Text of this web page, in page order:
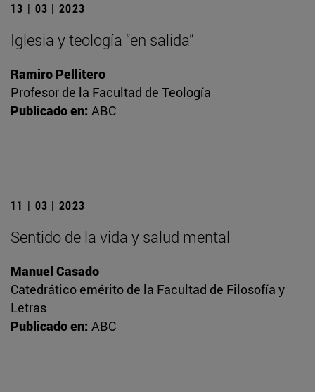
13 | 03 | 2023
Iglesia y teología “en salida”
Ramiro Pellitero
Profesor de la Facultad de Teología
Publicado en: ABC
11 | 03 | 2023
Sentido de la vida y salud mental
Manuel Casado
Catedrático emérito de la Facultad de Filosofía y
Letras
Publicado en: ABC